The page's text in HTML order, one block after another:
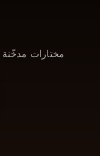
مختارات مدخّنة